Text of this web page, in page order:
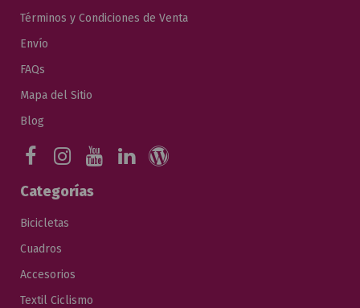
Términos y Condiciones de Venta
Envío
FAQs
Mapa del Sitio
Blog
Categorías
Bicicletas
Cuadros
Accesorios
Textil Ciclismo